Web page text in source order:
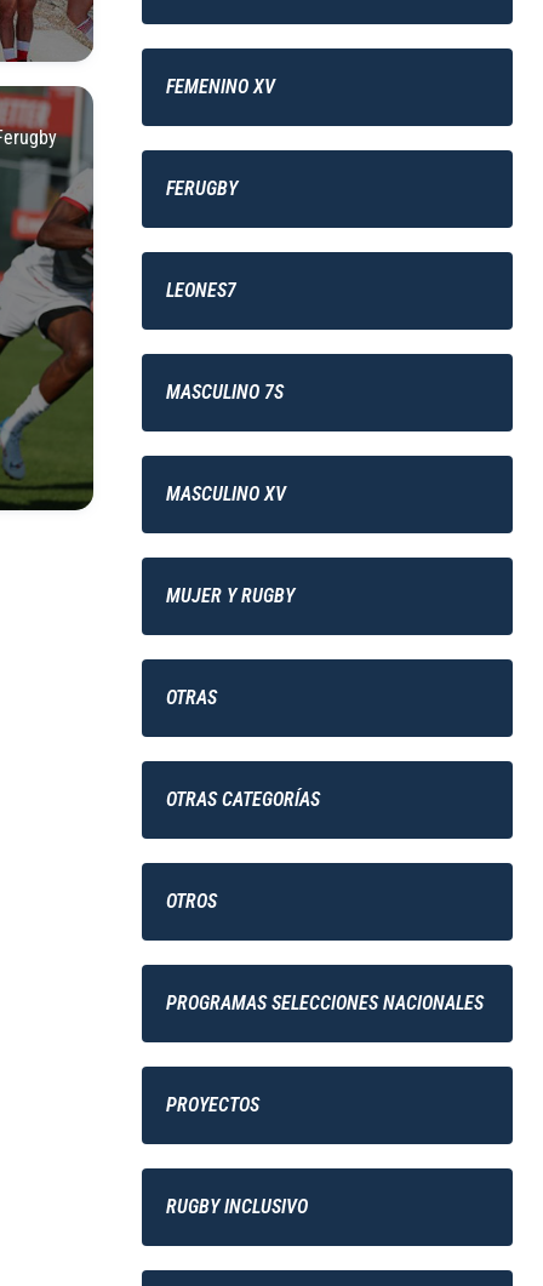
FEMENINO XV
FERUGBY
LEONES7
MASCULINO 7S
MASCULINO XV
MUJER Y RUGBY
OTRAS
OTRAS CATEGORÍAS
OTROS
PROGRAMAS SELECCIONES NACIONALES
PROYECTOS
RUGBY INCLUSIVO